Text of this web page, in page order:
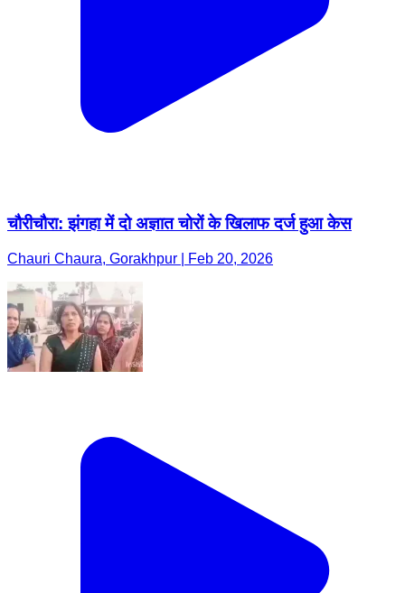
चौरीचौरा: झंगहा में दो अज्ञात चोरों के खिलाफ दर्ज हुआ केस
Chauri Chaura, Gorakhpur | Feb 20, 2026